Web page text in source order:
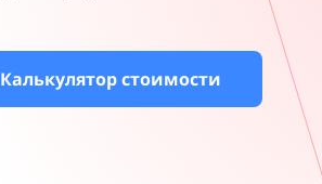
Калькулятор стоимости